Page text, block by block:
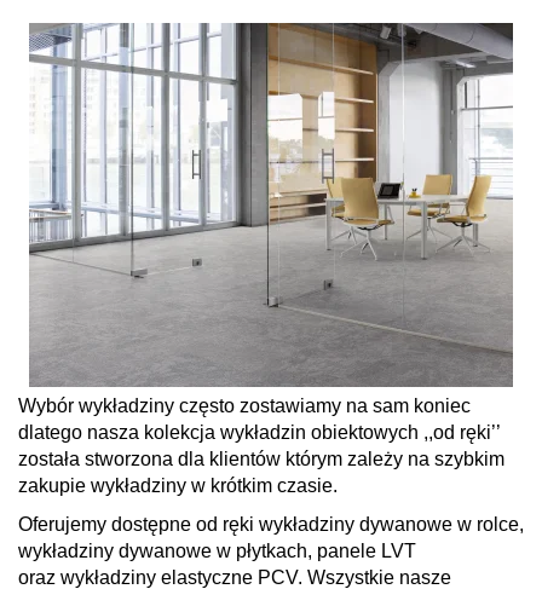
Wybór wykładziny często zostawiamy na sam koniec
dlatego nasza kolekcja wykładzin obiektowych ,,od ręki’’
została stworzona dla klientów którym zależy na szybkim
zakupie wykładziny w krótkim czasie.
Oferujemy dostępne od ręki wykładziny dywanowe w rolce,
wykładziny dywanowe w płytkach, panele LVT
oraz wykładziny elastyczne PCV. Wszystkie nasze